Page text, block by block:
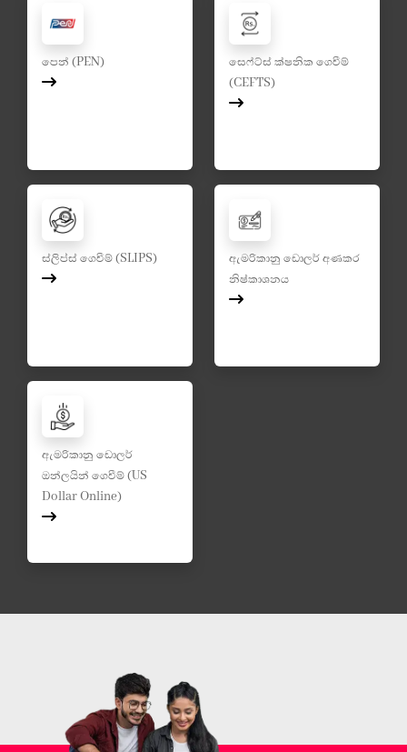
පෙන් (PEN)
සෙෆ්ට්ස් ක්ෂනික ගෙවීම්
(CEFTS)
ස්ලිප්ස් ගෙවීම් (SLIPS)
ඇමරිකානු ඩොලර් අණකර
නිෂ්කාශනය
ඇමරිකානු ඩොලර්
ඔන්ලයින් ගෙවීම් (US
Dollar Online)